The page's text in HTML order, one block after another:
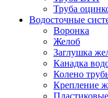
Труба
Водосточные
Воронка
Желоб
Заглушка
Канадка
Колено
Крепление